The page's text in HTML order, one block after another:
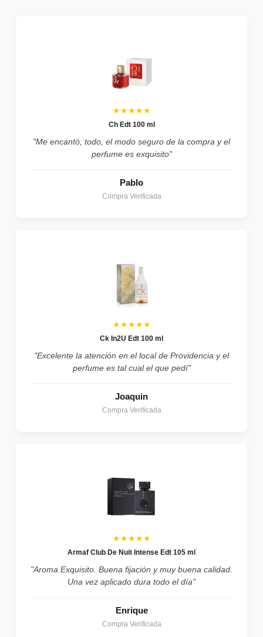
★★★★★
Ch Edt 100 ml
"Me encantó, todo, el modo seguro de la compra y el
perfume es exquisito"
Pablo
Compra Verificada
★★★★★
Ck In2U Edt 100 ml
"Excelente la atención en el local de Providencia y el
perfume es tal cual el que pedí"
Joaquin
Compra Verificada
★★★★★
Armaf Club De Nuit Intense Edt 105 ml
"Aroma Exquisito. Buena fijación y muy buena calidad.
Una vez aplicado dura todo el día"
Enrique
Compra Verificada